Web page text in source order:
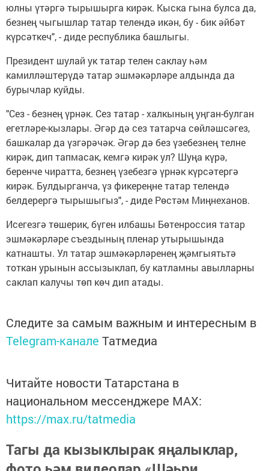
юлны үтәргә тырышырга кирәк. Кыска гына булса да,
безнең чыгышлар татар телендә икән, бу - бик әйбәт
күрсәткеч", - диде республика башлыгы.
Президент шулай ук татар телен саклау һәм
камилләштерүдә татар эшмәкәрләре алдында да
бурычлар куйды.
"Сез - безнең үрнәк. Сез татар - халкының уңган-булган
егетләре-кызлары. Әгәр дә сез татарча сөйләшсәгез,
башкалар да үзгәрәчәк. Әгәр дә без үзебезнең телне
кирәк, дип тапмасак, кемгә кирәк ул? Шуңа күрә,
беренче чиратта, безнең үзебезгә үрнәк күрсәтергә
кирәк. Булдырганча, үз фикереңне татар телендә
белдерергә тырышыгыз", - диде Рөстәм Миңнеханов.
Исегезгә төшерик, бүген илбашы Бөтенроссия татар
эшмәкәрләре съездының пленар утырышында
катнашты. Ул татар эшмәкәрләренең җәмгыятьтә
тоткан урынын ассызыклап, бу катламны авылларны
саклап калучы төп көч дип атады.
Следите за самым важным и интересным в
Telegram-канале Татмедиа
Читайте новости Татарстана в
национальном мессенджере MАХ:
https://max.ru/tatmedia
Тагы да кызыклырак яңалыклар,